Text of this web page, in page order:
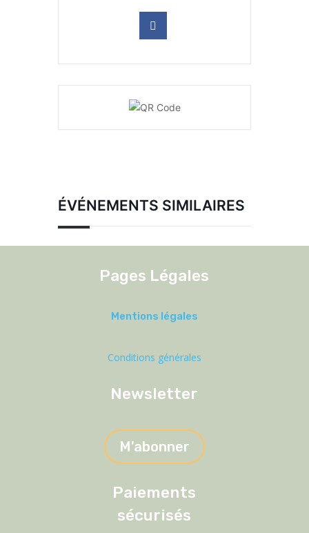
ÉVÉNEMENTS SIMILAIRES
Pages Légales
Mentions légales
Conditions générales
Newsletter
M'abonner
Paiements
sécurisés